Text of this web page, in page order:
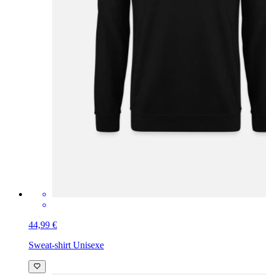
44,99 €
Sweat-shirt Unisexe